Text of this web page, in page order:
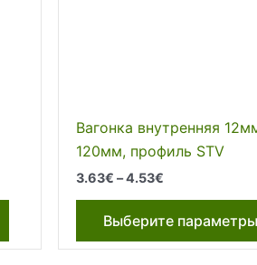
Этот
имеет
Вагонка внутренняя
120мм, профиль STV
3.63€ –4.53€
–
4.53€
Выберите параметры